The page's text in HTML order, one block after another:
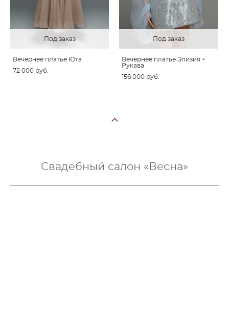
Под заказ
Вечернее платье Юта
72 000 pуб.
Под заказ
Вечернее платье Элизия +
Рукава
156 000 pуб.
Свадебный салон «Весна»